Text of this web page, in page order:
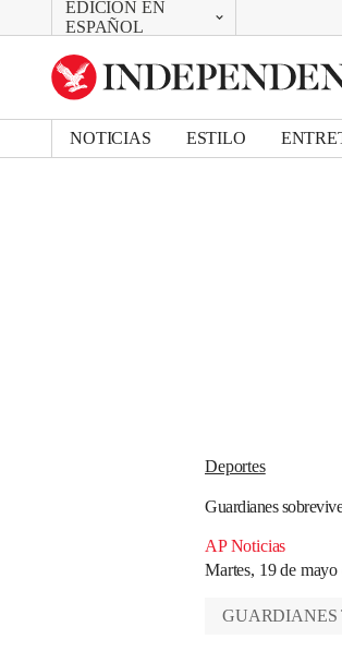
EDICIÓN EN
ESPAÑOL
CAMBIAR
UK Edition
US Edition
NOTICIAS ESTILO
Deportes
Guardianes
AP Noticias
Martes, 19 de
Bookmark popover
Removed from bookmarks
Close popover
GUARDIANES